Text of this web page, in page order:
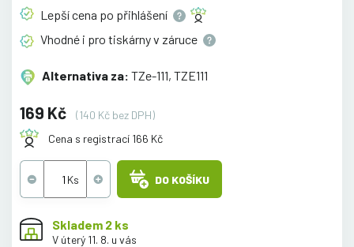
Lepší cena po přihlášení
Vhodné i pro tiskárny v záruce
Alternativa za: TZe-111, TZE111
169 Kč
(140 Kč bez DPH)
Cena s registrací 166 Kč
DO KOŠÍKU
Skladem 2 ks
V úterý 11. 8. u vás